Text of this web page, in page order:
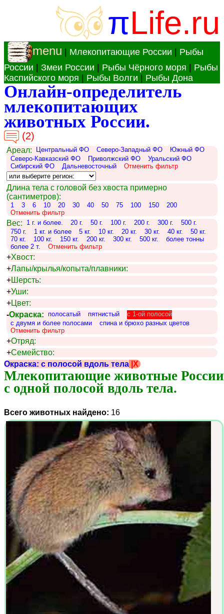
πLife.ru
menu Млекопитающие России
Рыбы
России
Змеи России Рыбы Чёрного моря
Рыбы
Каспийского моря
Рыбы Волги Рыбы Дона
Онлайн-определитель
млекопитающих
животных России.
(2)
Ареал: Центральный ФО Северо-Западный ФО
Южный ФО
Северо-Кавказский ФО
Приволжский ФО
Уральский ФО
Сибирский ФО
Дальневосточный Отменить фильтр
Длина тела с головой без хвоста примерно
(сантиметров):
1 3 6 10 20 30 40 50 75 100 150
200
Отменить фильтр
Вес: 1 г. и более. 20 г. 50 г. 100 г. 200 г. 300 г.
500 г.
750 г.
1 кг. и более 5 кг. 10 кг. 20 кг. 30 кг. 40 кг.
50 кг.
70 кг.
100 кг. 150 кг. 200 кг. 300 кг. 500 кг.
более тонны
более 2 т.
Отменить фильтр
+Хвост:
+Лапы/крылья/копыта/плавники:
+Шерсть:
+Уши:
+Цвет:
-Окраска: полосатый пятнистый
c 1-ой полосой
с двумя и более полосами
спина и брюхо разных цветов
Отменить фильтр
+Отряд:
+Семейство:
Окраска: с полосой вдоль тела |X
Млекопитающие животные России
с одной полосой вдоль тела.
Всего животных найдено: 16